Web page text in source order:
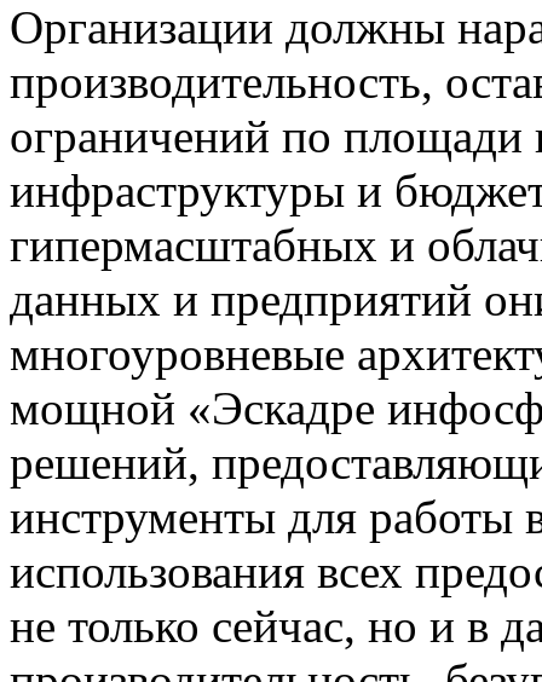
Организации должны
производительность,
ограничений по
инфраструктуры и
гипермасштабных и
данных и предприятий
многоуровневые
мощной «Эскадре
решений,
инструменты для работы
использования всех
не только сейчас, но и в